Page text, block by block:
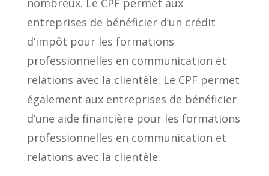
entreprises de bénéficier d’un crédit
d’impôt pour les formations
professionnelles en communication et
relations avec la clientèle. Le CPF permet
également aux entreprises de bénéficier
d’une aide financière pour les formations
professionnelles en communication et
relations avec la clientèle.